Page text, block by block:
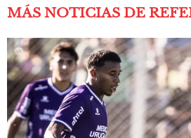
MÁS NOTICIAS DE